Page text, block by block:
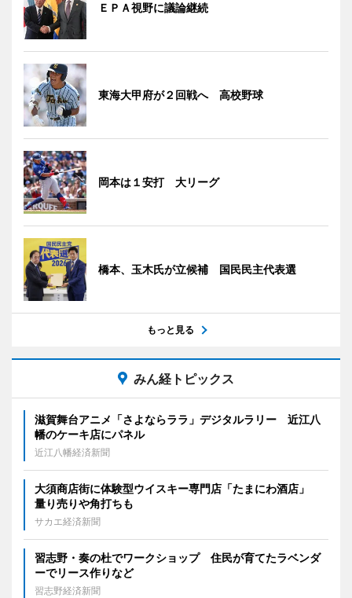
ＥＰＡ視野に議論継続
東海大甲府が２回戦へ 高校野球
岡本は１安打 大リーグ
橋本、玉木氏が立候補 国民民主代表選
もっと見る
みん経トピックス
滋賀舞台アニメ「さよならララ」デジタルラリー 近江八
幡のケーキ店にパネル
近江八幡経済新聞
大須商店街に体験型ウイスキー専門店「たまにわ酒店」
量り売りや角打ちも
サカエ経済新聞
習志野・奏の杜でワークショップ 住民が育てたラベンダ
ーでリース作りなど
習志野経済新聞